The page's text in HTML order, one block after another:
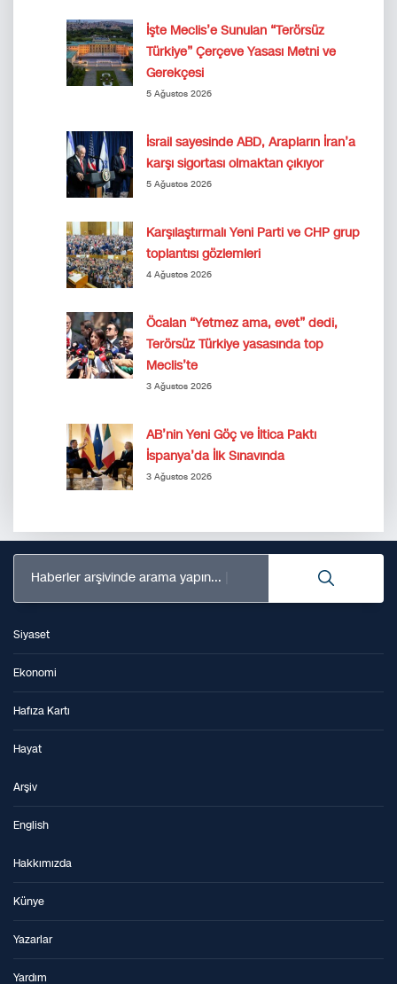
İşte Meclis’e Sunulan “Terörsüz
Türkiye” Çerçeve Yasası Metni ve
Gerekçesi
5 Ağustos 2026
İsrail sayesinde ABD, Arapların İran’a
karşı sigortası olmaktan çıkıyor
5 Ağustos 2026
Karşılaştırmalı Yeni Parti ve CHP grup
toplantısı gözlemleri
4 Ağustos 2026
Öcalan “Yetmez ama, evet” dedi,
Terörsüz Türkiye yasasında top
Meclis’te
3 Ağustos 2026
AB’nin Yeni Göç ve İltica Paktı
İspanya’da İlk Sınavında
3 Ağustos 2026
Haberler arşivinde arama yapın...
Siyaset
Ekonomi
Hafıza Kartı
Hayat
Arşiv
English
Hakkımızda
Künye
Yazarlar
Yardım